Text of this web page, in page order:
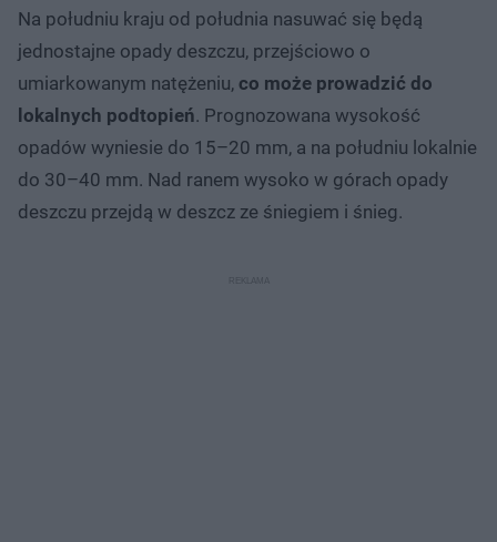
Na południu kraju od południa nasuwać się będą
jednostajne opady deszczu, przejściowo o
umiarkowanym natężeniu, co może prowadzić do
lokalnych podtopień. Prognozowana wysokość
opadów wyniesie do 15–20 mm, a na południu lokalnie
do 30–40 mm. Nad ranem wysoko w górach opady
deszczu przejdą w deszcz ze śniegiem i śnieg.